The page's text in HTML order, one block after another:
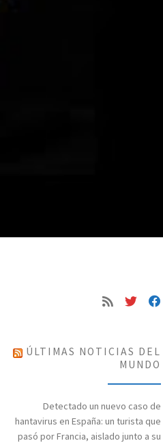
ÚLTIMAS NOTICIAS DEL
MUNDO
Detectado un nuevo caso de
hantavirus en España: un turista que
pasó por Francia, aislado junto a su